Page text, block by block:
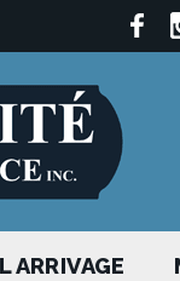
ARRIVAGE